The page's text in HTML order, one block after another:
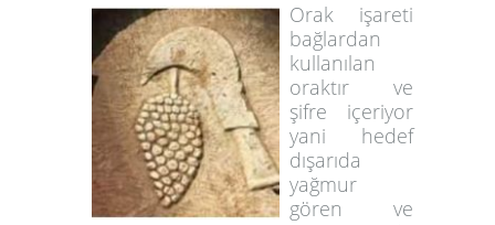
Orak işareti
bağlardan
kullanılan
oraktır ve
şifre içeriyor
yani hedef
dışarıda
yağmur
gören ve